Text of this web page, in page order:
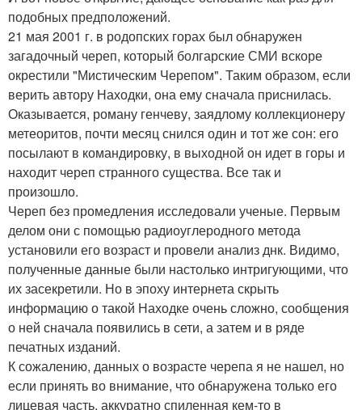
подобных предположений.
21 мая 2001 г. в родопских горах был обнаружен
загадочный череп, который болгарские СМИ вскоре
окрестили "Мистическим Черепом". Таким образом, если
верить автору Находки, она ему сначала приснилась.
Оказывается, роману генчеву, заядлому коллекционеру
метеоритов, почти месяц снился один и тот же сон: его
посылают в командировку, в выходной он идет в горы и
находит череп странного существа. Все так и
произошло.
Череп без промедления исследовали ученые. Первым
делом они с помощью радиоуглеродного метода
установили его возраст и провели анализ днк. Видимо,
полученные данные были настолько интригующими, что
их засекретили. Но в эпоху интернета скрыть
информацию о такой Находке очень сложно, сообщения
о ней сначала появились в сети, а затем и в ряде
печатных изданий.
К сожалению, данных о возрасте черепа я не нашел, но
если принять во внимание, что обнаружена только его
лицевая часть, аккуратно спиленная кем-то в